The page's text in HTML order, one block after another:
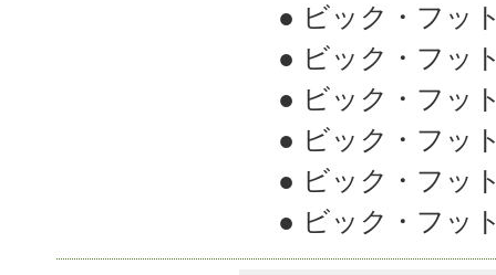
● ビック・フッ
● ビック・フッ
● ビック・フッ
● ビック・フッ
● ビック・フッ
● ビック・フッ